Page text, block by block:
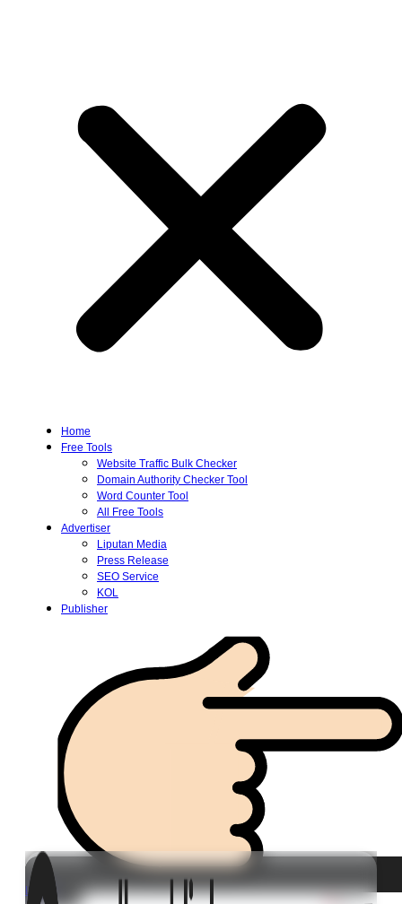
Home
Free Tools
Website Traffic Bulk Checker
Domain Authority Checker Tool
Word Counter Tool
All Free Tools
Advertiser
Liputan Media
Press Release
SEO Service
KOL
Publisher
Login